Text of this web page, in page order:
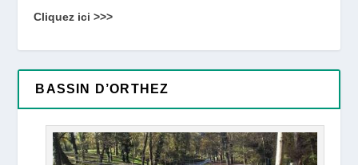
Cliquez ici >>>
BASSIN D’ORTHEZ